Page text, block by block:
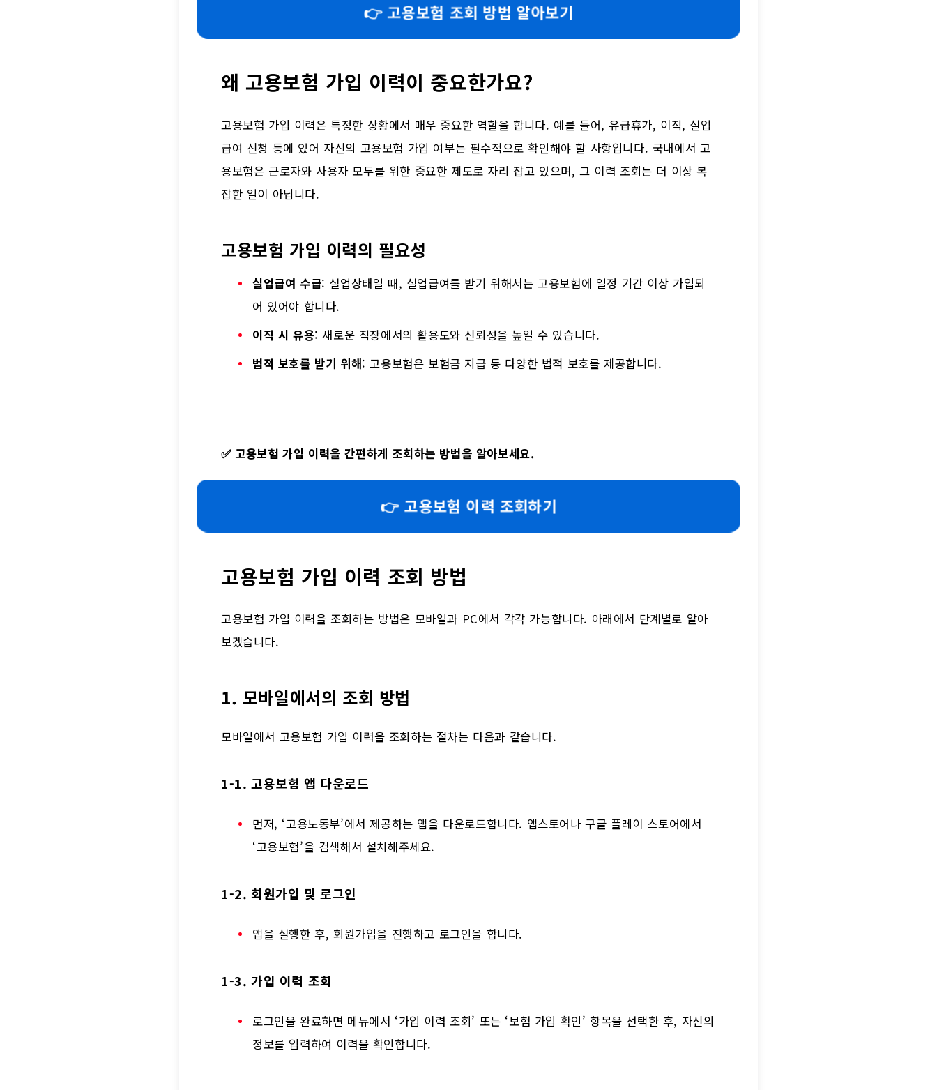
👉 고용보험 조회 방법 알아보기
왜 고용보험 가입 이력이 중요한가요?
고용보험 가입 이력은 특정한 상황에서 매우 중요한 역할을 합니다. 예를 들어, 유급휴가, 이직, 실업
급여 신청 등에 있어 자신의 고용보험 가입 여부는 필수적으로 확인해야 할 사항입니다. 국내에서 고
용보험은 근로자와 사용자 모두를 위한 중요한 제도로 자리 잡고 있으며, 그 이력 조회는 더 이상 복
잡한 일이 아닙니다.
고용보험 가입 이력의 필요성
실업급여 수급: 실업상태일 때, 실업급여를 받기 위해서는 고용보험에 일정 기간 이상 가입되
어 있어야 합니다.
이직 시 유용: 새로운 직장에서의 활용도와 신뢰성을 높일 수 있습니다.
법적 보호를 받기 위해: 고용보험은 보험금 지급 등 다양한 법적 보호를 제공합니다.
✅ 고용보험 가입 이력을 간편하게 조회하는 방법을 알아보세요.
👉 고용보험 이력 조회하기
고용보험 가입 이력 조회 방법
고용보험 가입 이력을 조회하는 방법은 모바일과 PC에서 각각 가능합니다. 아래에서 단계별로 알아
보겠습니다.
1. 모바일에서의 조회 방법
모바일에서 고용보험 가입 이력을 조회하는 절차는 다음과 같습니다.
1-1. 고용보험 앱 다운로드
먼저, ‘고용노동부’에서 제공하는 앱을 다운로드합니다. 앱스토어나 구글 플레이 스토어에서
‘고용보험’을 검색해서 설치해주세요.
1-2. 회원가입 및 로그인
앱을 실행한 후, 회원가입을 진행하고 로그인을 합니다.
1-3. 가입 이력 조회
로그인을 완료하면 메뉴에서 ‘가입 이력 조회’ 또는 ‘보험 가입 확인’ 항목을 선택한 후, 자신의
정보를 입력하여 이력을 확인합니다.